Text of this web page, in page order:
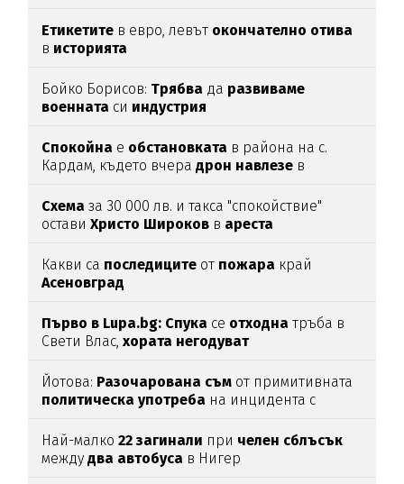
Етикетите в евро, левът окончателно отива
в историята
Бойко Борисов: Трябва да развиваме
военната си индустрия
Спокойна е обстановката в района на с.
Кардам, където вчерадрон навлезе в
Схема за 30 000 лв. и такса "спокойствие"
оставиХристо Широков в ареста
Какви са последиците от пожара край
Асеновград
Първо в Lupa.bg: Спука се отходна тръба в
Свети Влас,хората негодуват
Йотова: Разочарована съм от примитивната
политическа употреба на инцидента с
Най-малко22 загинали при челен сблъсък
междудва автобуса в Нигер